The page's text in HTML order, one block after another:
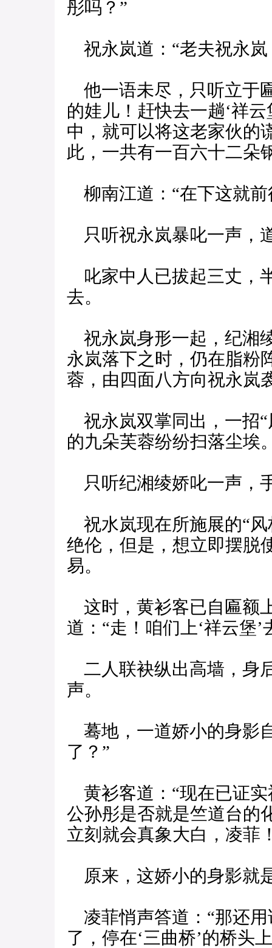
彤吗？”
祝永岚道：“老夫祝永
他一语未尽，只听立于
的娃儿！赶快去一趟‘祥
中，就可以将这老家伙的
此，一共有一百六十二朵
柳南江道：“在下这就前
只听祝永岚暴叱一声，
叱家中人已拔起三丈，
去。
祝永岚身形一起，纪湘
永岚落下之时，仍在脂粉
蓉，由四面八方向祝永岚
祝永岚双掌同出，一招“
的九朵芙蓉纷纷扫落尘埃
只听纪湘绫娇叱一声，
祝水岚现在所施展的“风
绝伦，但是，想立即摆脱
易。
这时，黄衫客已自匾额
道：“走！咱们上‘祥云堡’
二人联袂纵出高墙，身
声。
蓦地，一道娇小的身影
了？”
黄衫客道：“现在已证
公孙彤是否就是竺道台的
立刻就会真象大白，凌菲
原来，这娇小的身影就
凌菲悄声答道：“那还
了，停在‘三曲桥’的桥头